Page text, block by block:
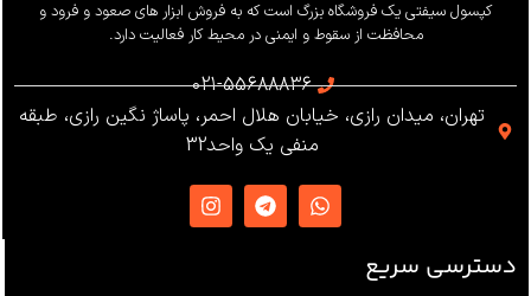
وزن 655 گرم
استاندارد
EN12841 ،EN341 ،ANSI Z359
،NFPA1983
ساخت
کپسول سیفتی یک فروشگاه بزرگ است که به فروش ابزار های صعود و فرود و
محافظت از سقوط و ایمنی در محیط کار فعالیت دارد.
021-55688836
تهران، میدان رازی، خیابان هلال احمر، پاساژ نگین رازی، طبقه
منفی یک واحد32
دسترسی سریع